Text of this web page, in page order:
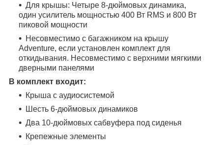
Для крышы: Четыре 8-дюймовых динамика,
один усилитель мощностью 400 Вт RMS и 800 Вт
пиковой мощности
Несовместимо с багажником на крышу
Adventure, если установлен комплект для
откидывания. Несовместимо с верхними мягкими
дверными панелями
В комплект входит:
Крыша с аудиосистемой
Шесть 6-дюймовых динамиков
Два 10-дюймовых сабвуфера под сиденья
Крепежные элементы